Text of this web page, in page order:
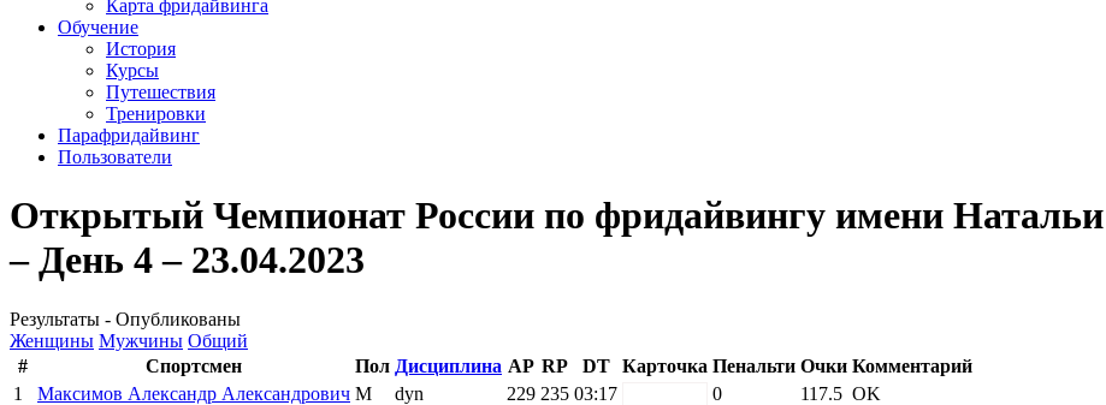
Карта фридайвинга
Обучение
История
Курсы
Путешествия
Тренировки
Парафридайвинг
Пользователи
Открытый Чемпионат России по фридайвингу имени Натальи
– День 4 – 23.04.2023
Результаты - Опубликованы
Женщины Мужчины Общий
#
Спортсмен Пол Дисциплина AP RP DT Карточка Пенальти Очки Комментарий
1
Максимов Александр Александрович М dyn 229 235 03:17 0 117.5 OK